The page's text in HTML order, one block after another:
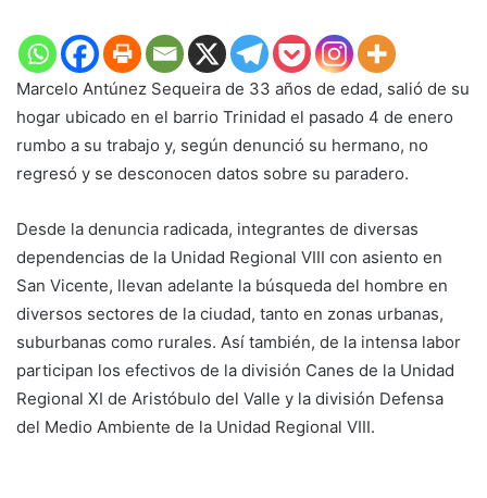
Marcelo Antúnez Sequeira de 33 años de edad, salió de su
hogar ubicado en el barrio Trinidad el pasado 4 de enero
rumbo a su trabajo y, según denunció su hermano, no
regresó y se desconocen datos sobre su paradero.
Desde la denuncia radicada, integrantes de diversas
dependencias de la Unidad Regional VIII con asiento en
San Vicente, llevan adelante la búsqueda del hombre en
diversos sectores de la ciudad, tanto en zonas urbanas,
suburbanas como rurales. Así también, de la intensa labor
participan los efectivos de la división Canes de la Unidad
Regional XI de Aristóbulo del Valle y la división Defensa
del Medio Ambiente de la Unidad Regional VIII.